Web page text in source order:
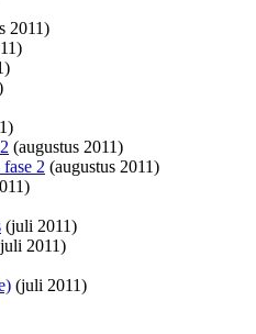
2011)
(augustus 2011)
2 (augustus 2011)
(juli 2011)
2011)
(juli 2011)